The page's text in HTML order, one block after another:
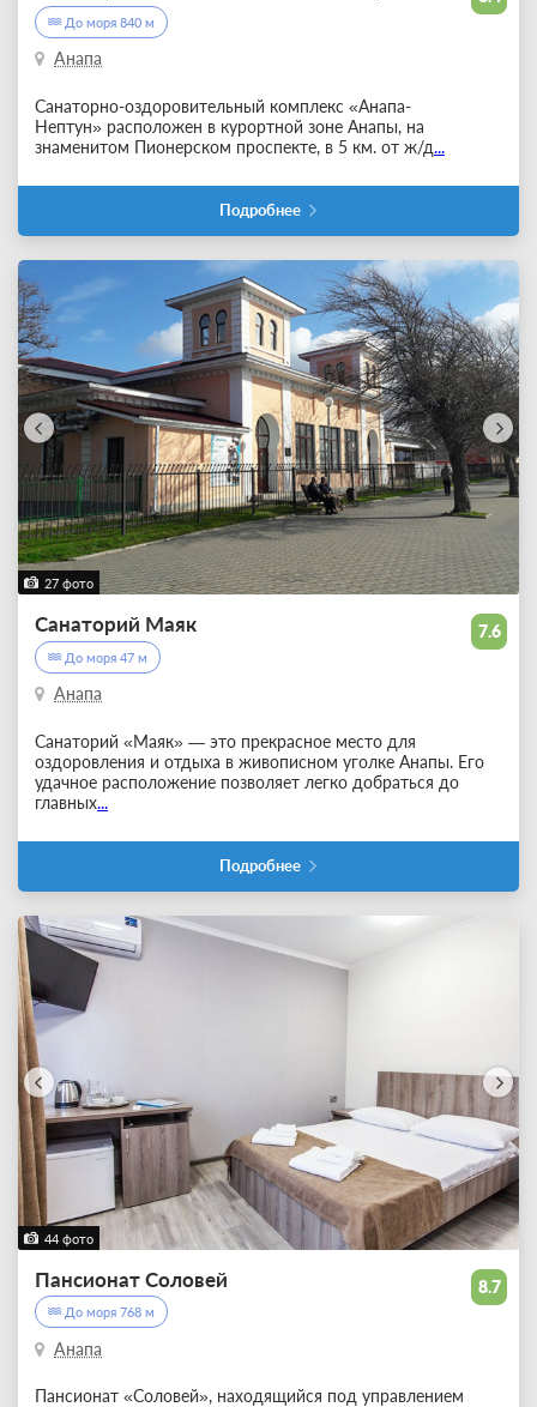
До моря 840 м
Анапа
Санаторно-оздоровительный комплекс «Анапа-
Нептун» расположен в курортной зоне Анапы, на
знаменитом Пионерском проспекте, в 5 км. от ж/д...
Подробнее
27 фото
7.6
Санаторий Маяк
До моря 47 м
Анапа
Санаторий «Маяк» — это прекрасное место для
оздоровления и отдыха в живописном уголке Анапы. Его
удачное расположение позволяет легко добраться до
главных...
Подробнее
44 фото
8.7
Пансионат Соловей
До моря 768 м
Анапа
Пансионат «Соловей», находящийся под управлением